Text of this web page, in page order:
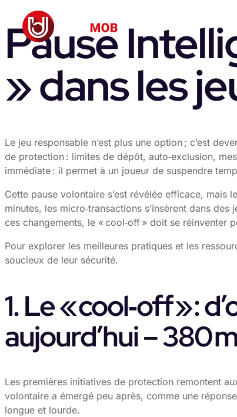
Pause
» dans les
Le jeu responsable n’est plus une option ; c’est
de protection : limites de dépôt, auto‑exclusion,
immédiate : il permet à un joueur de suspendre
Cette pause volontaire s’est révélée efficace,
minutes, les micro‑transactions s’insèrent dans
ces changements, le « cool‑off » doit se réinventer
Pour explorer les meilleures pratiques et les
soucieux de leur sécurité.
1. Le « cool‑off » :
aujourd’hui – 380
Les premières initiatives de protection remontent
volontaire a émergé peu après, comme une
longue et lourde.